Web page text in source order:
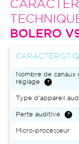
BOLERO
Nombre de canaux
réglage
Type d'appareil
Perte auditive
Micro-processeur